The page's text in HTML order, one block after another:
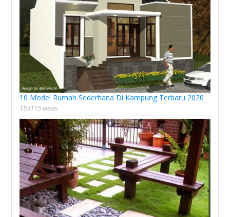
10 Model Rumah Sederhana Di Kampung Terbaru 2020
183115 views